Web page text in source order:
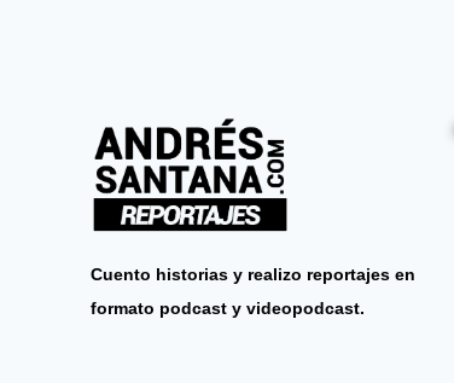
Cuento historias y realizo reportajes en
formato podcast y videopodcast.